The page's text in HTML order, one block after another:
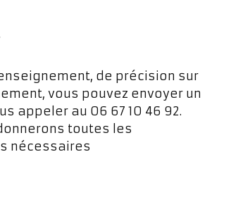
de précision sur
vous pouvez envoyer un
appeler au 06 67 10 46 92.
toutes les
nécessaires